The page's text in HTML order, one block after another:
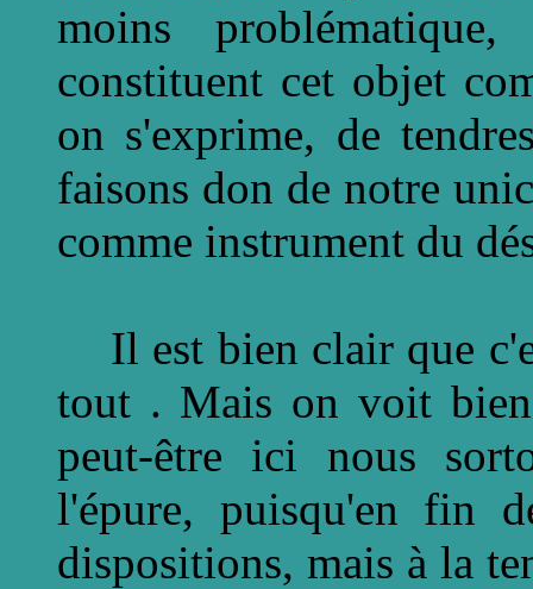
moins
constituent cet objet
on s'exprime, de
faisons don de notre
comme instrument du
Il est bien clair que
tout . Mais on voit bien
peut-être ici nous
l'épure, puisqu'en fin
dispositions, mais à la